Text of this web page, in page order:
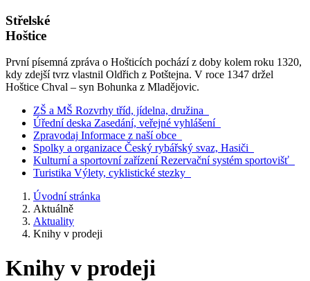
Střelské
Hoštice
První písemná zpráva o Hošticích pochází z doby kolem roku 1320,
kdy zdejší tvrz vlastnil Oldřich z Potštejna. V roce 1347 držel
Hoštice Chval – syn Bohunka z Mladějovic.
ZŠ a MŠ Rozvrhy tříd, jídelna, družina
Úřední deska Zasedání, veřejné vyhlášení
Zpravodaj Informace z naší obce
Spolky a organizace Český rybářský svaz, Hasiči
Kulturní a sportovní zařízení Rezervační systém sportovišť
Turistika Výlety, cyklistické stezky
Úvodní stránka
Aktuálně
Aktuality
Knihy v prodeji
Knihy v prodeji